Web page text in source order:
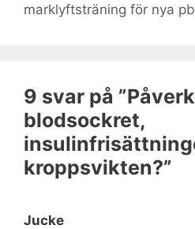
marklyftsträning för nya
9 svar på
blodsockret,
kroppsvikten?”
Jucke